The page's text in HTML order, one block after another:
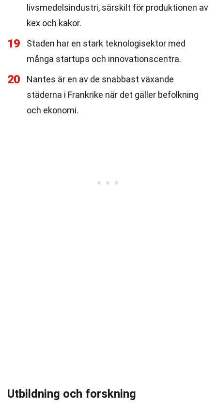
livsmedelsindustri, särskilt för produktionen av
kex och kakor.
19
Staden har en stark teknologisektor med
många startups och innovationscentra.
20
Nantes är en av de snabbast växande
städerna i Frankrike när det gäller befolkning
och ekonomi.
Utbildning och forskning